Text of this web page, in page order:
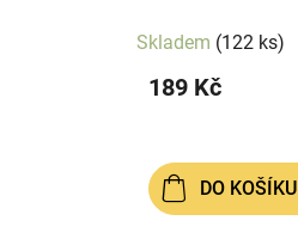
Skladem (122 ks)
189 Kč
DO KOŠÍKU